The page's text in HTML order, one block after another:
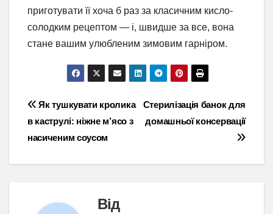
приготувати її хоча б раз за класичним кисло-
солодким рецептом — і, швидше за все, вона
стане вашим улюбленим зимовим гарніром.
Навігація
записів
Стерилізація банок для
домашньої консервації
Як тушкувати кролика
в каструлі: ніжне м’ясо з
насиченим соусом
Від